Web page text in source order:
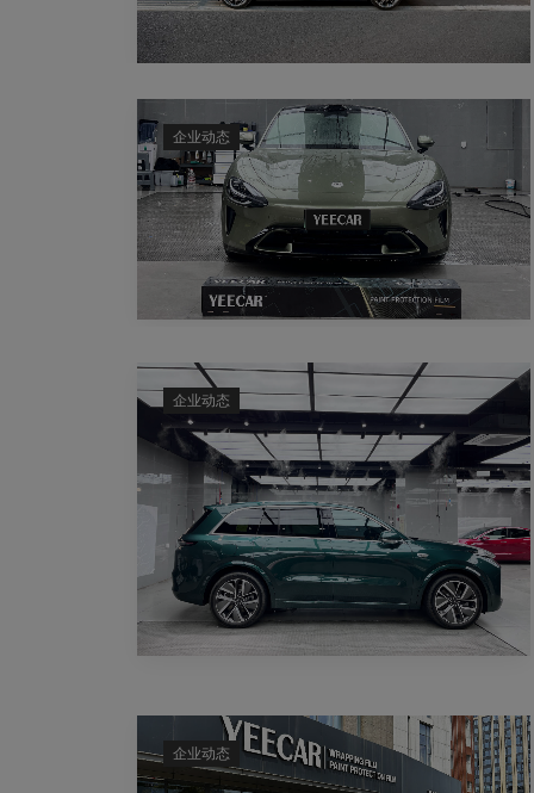
企业动态
企业动态
企业动态